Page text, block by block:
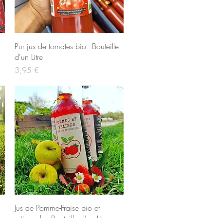
Aperçu rapide
Pur jus de tomates bio - Bouteille
d'un Litre
Prix
3,95 €
Aperçu rapide
Jus de Pomme-Fraise bio et